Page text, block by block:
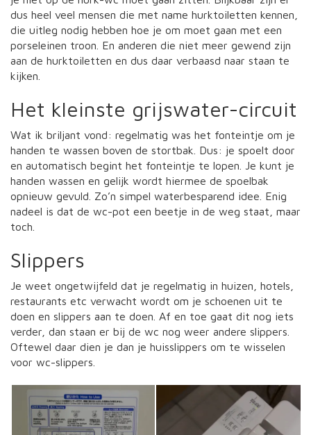
dus heel veel mensen die met name hurktoiletten kennen,
die uitleg nodig hebben hoe je om moet gaan met een
porseleinen troon. En anderen die niet meer gewend zijn
aan de hurktoiletten en dus daar verbaasd naar staan te
kijken.
Het kleinste grijswater-circuit
Wat ik briljant vond: regelmatig was het fonteintje om je
handen te wassen boven de stortbak. Dus: je spoelt door
en automatisch begint het fonteintje te lopen. Je kunt je
handen wassen en gelijk wordt hiermee de spoelbak
opnieuw gevuld. Zo’n simpel waterbesparend idee. Enig
nadeel is dat de wc-pot een beetje in de weg staat, maar
toch.
Slippers
Je weet ongetwijfeld dat je regelmatig in huizen, hotels,
restaurants etc verwacht wordt om je schoenen uit te
doen en slippers aan te doen. Af en toe gaat dit nog iets
verder, dan staan er bij de wc nog weer andere slippers.
Oftewel daar dien je dan je huisslippers om te wisselen
voor wc-slippers.